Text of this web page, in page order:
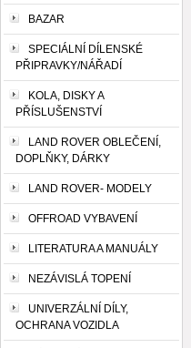
BAZAR
SPECIÁLNÍ DÍLENSKÉ
PŘIPRAVKY/NÁŘADÍ
KOLA, DISKY A
PŘÍSLUŠENSTVÍ
LAND ROVER OBLEČENÍ,
DOPLŇKY, DÁRKY
LAND ROVER- MODELY
OFFROAD VYBAVENÍ
LITERATURA A MANUÁLY
NEZÁVISLÁ TOPENÍ
UNIVERZÁLNÍ DÍLY,
OCHRANA VOZIDLA